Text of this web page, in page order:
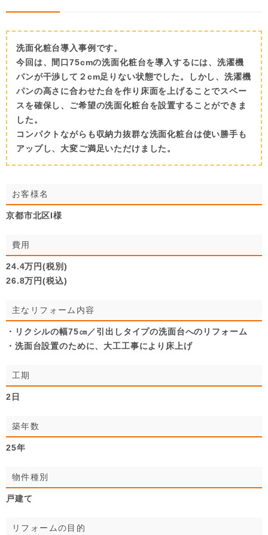
洗面化粧台導入事例です。
今回は、間口75cmの洗面化粧台を導入するには、洗濯機
パンが干渉して２cm足りない状態でした。しかし、洗濯機
パンの高さに合わせた台を作り床面を上げることでスペー
スを確保し、ご希望の洗面化粧台を設置することができま
した。
コンパクトながらも収納力抜群な洗面化粧台は使い勝手も
アップし、大変ご満足いただけました。
お客様名
京都市北区I様
費用
24.4万円(税別)
26.8万円(税込)
主なリフォーム内容
・リクシルの幅75㎝／引出しタイプの洗面台へのリフォーム
・洗面台設置のために、大工工事により床上げ
工期
2日
築年数
25年
物件種別
戸建て
リフォームの目的